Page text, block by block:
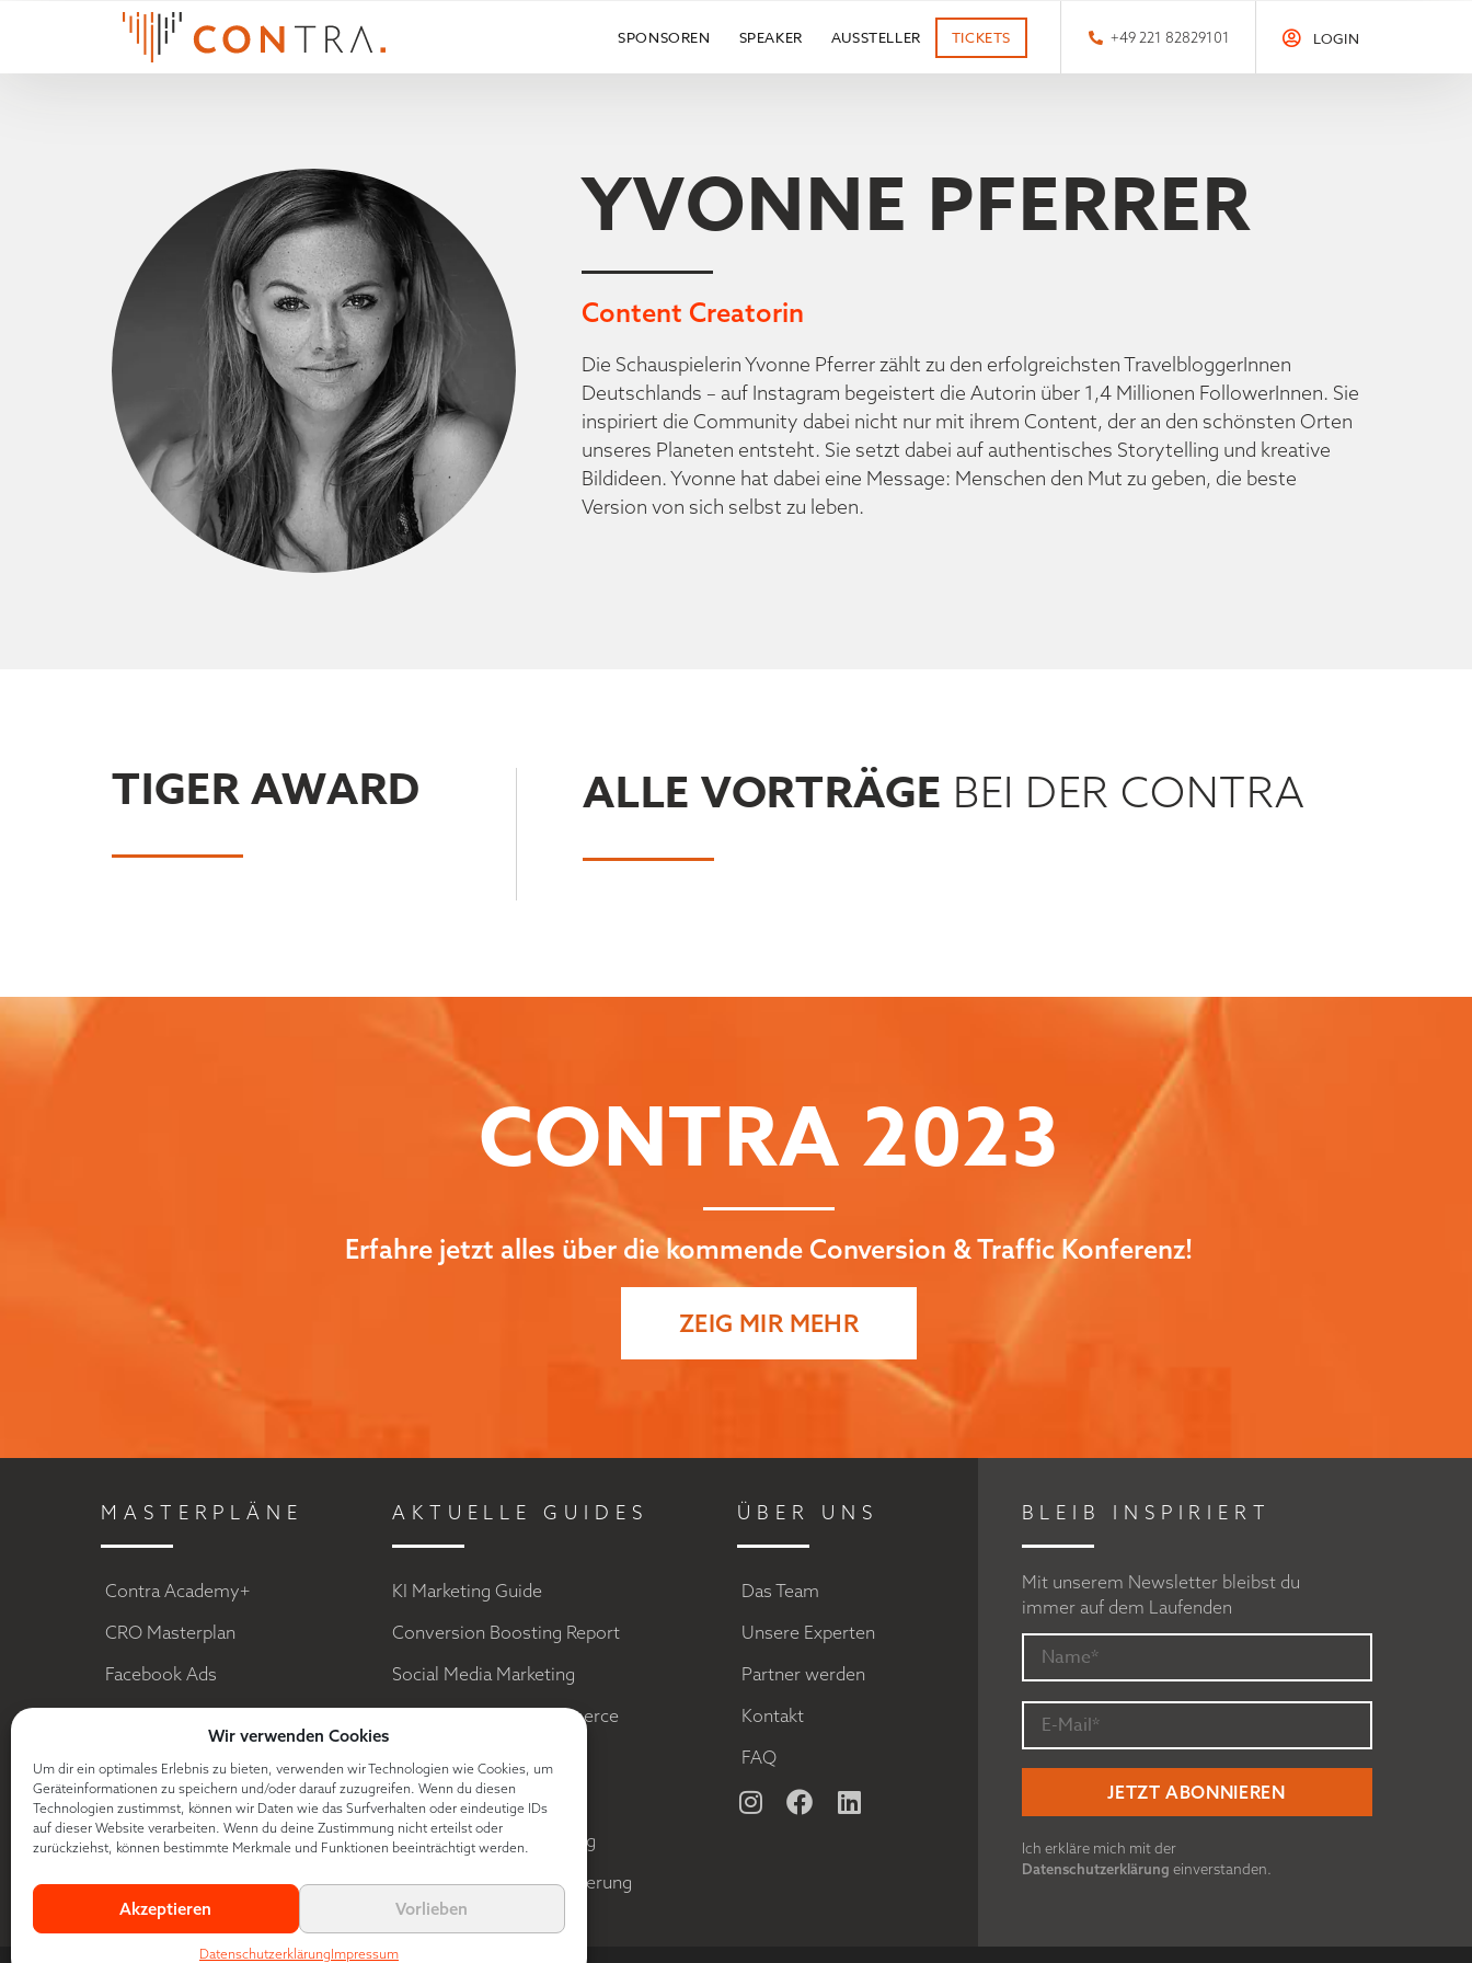
Wir verwenden Cookies
Um dir ein optimales Erlebnis zu bieten, verwenden wir Technologien wie Cookies, um
Geräteinformationen zu speichern und/oder darauf zuzugreifen. Wenn du diesen
Technologien zustimmst, können wir Daten wie das Surfverhalten oder eindeutige IDs
auf dieser Website verarbeiten. Wenn du deine Zustimmung nicht erteilst oder
zurückziehst, können bestimmte Merkmale und Funktionen beeinträchtigt werden.
Akzeptieren Vorlieben
DatenschutzerklärungImpressum
SPONSOREN SPEAKER AUSSTELLER TICKETS +49 221 82829101 LOGIN
YVONNE PFERRER
Content Creatorin
Die Schauspielerin Yvonne Pferrer zählt zu den erfolgreichsten TravelbloggerInnen
Deutschlands – auf Instagram begeistert die Autorin über 1,4 Millionen FollowerInnen. Sie
inspiriert die Community dabei nicht nur mit ihrem Content, der an den schönsten Orten
unseres Planeten entsteht. Sie setzt dabei auf authentisches Storytelling und kreative
Bildideen. Yvonne hat dabei eine Message: Menschen den Mut zu geben, die beste
Version von sich selbst zu leben.
TIGER AWARD ALLE VORTRÄGE BEI DER CONTRA
CONTRA 2023
Erfahre jetzt alles über die kommende Conversion & Traffic Konferenz!
ZEIG MIR MEHR
MASTERPLÄNE
Contra Academy+
CRO Masterplan
Facebook Ads
E-Mail Marketing
Free Book Funnel
TikTok Ads
AKTUELLE GUIDES
KI Marketing Guide
Conversion Boosting Report
Social Media Marketing
Sales Funnel im Ecommerce
Content Marketing
Kundenwert Optimierung
Conversion Rate Optimierung
ÜBER UNS
Das Team
Unsere Experten
Partner werden
Kontakt
FAQ
BLEIB INSPIRIERT
Mit unserem Newsletter bleibst du
immer auf dem Laufenden
Ich erkläre mich mit der
Datenschutzerklärung einverstanden.